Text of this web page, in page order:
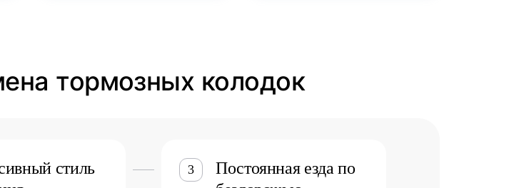
тормозных колодок
стиль
3
Постоянная езда по